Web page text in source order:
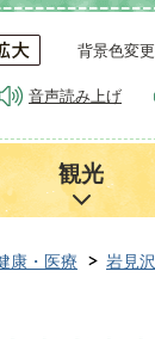
背景色変更
音声読み上げ
観光
康・医療 岩見